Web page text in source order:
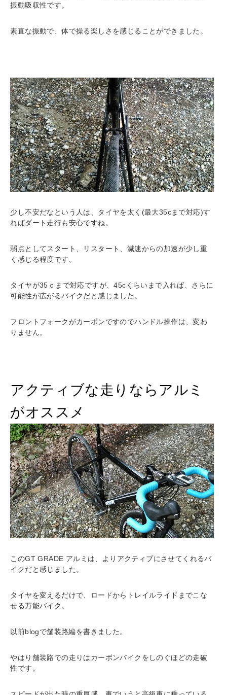
振動吸収性です。
素直な振動で、体で操る楽しさを感じることができました。
少し不安だなという人は、タイヤを太く(最大35cまで対応)す
ればダート走行も安心ですね。
弱点としてスタート、リスタート、減速からの加速が少し重
く感じる程度です。
タイヤが35ｃまで対応ですが、45cくらいまで入れば、さらに
可能性が広がるバイクだと感じました。
フロントフォークがカーボンですのでハンドル操作は、変わ
りません。
アクティブな走りならアルミ
がオススメ
このGT GRADE アルミは、よりアクティブにさせてくれるバ
イクだと感じました。
タイヤを変えるだけで、ロードからトレイルライドまでこな
せる万能バイク。
以前blogで舗装路編を書きました。
やはり舗装路での走りはカーボンバイクをしのぐほどの走破
性です。